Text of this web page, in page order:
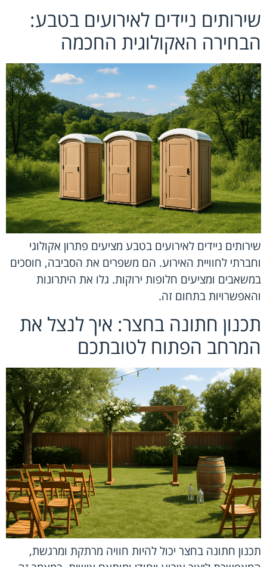
שירותים ניידים לאירועים בטבע:
הבחירה האקולוגית החכמה
שירותים ניידים לאירועים בטבע מציעים פתרון אקולוגי
וחברתי לחוויית האירוע. הם משפרים את הסביבה, חוסכים
במשאבים ומציעים חלופות ירוקות. גלו את היתרונות
והאפשרויות בתחום זה.
תכנון חתונה בחצר: איך לנצל את
המרחב הפתוח לטובתכם
תכנון חתונה בחצר יכול להיות חוויה מרתקת ומרגשת,